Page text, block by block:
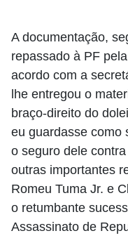
A documentação,
repassado à PF
acordo com a
lhe entregou o
braço-direito do
eu guardasse como
o seguro dele
outras importantes
Romeu Tuma Jr. e
o retumbante
Assassinato de